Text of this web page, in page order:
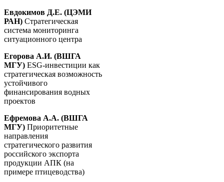
Евдокимов Д.Е. (ЦЭМИ
РАН) Стратегическая
система мониторинга
ситуационного центра
Егорова А.И. (ВШГА
МГУ) ESG-инвестиции как
стратегическая возможность
устойчивого
финансирования водных
проектов
Ефремова А.А. (ВШГА
МГУ) Приоритетные
направления
стратегического развития
российского экспорта
продукции АПК (на
примере птицеводства)